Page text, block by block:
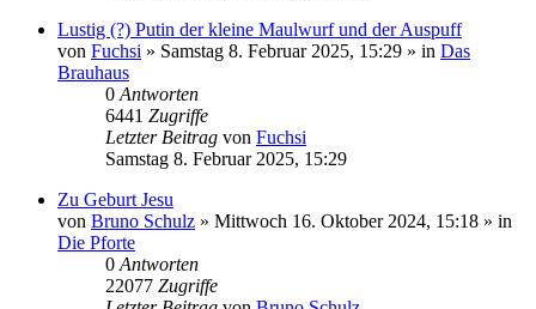
Lustig (?) Putin der kleine Maulwurf und der Auspuff
von Fuchsi » Samstag 8. Februar 2025, 15:29 » in Das
Brauhaus
0 Antworten
6441 Zugriffe
Letzter Beitrag von Fuchsi
Samstag 8. Februar 2025, 15:29
Zu Geburt Jesu
von Bruno Schulz » Mittwoch 16. Oktober 2024, 15:18 » in
Die Pforte
0 Antworten
22077 Zugriffe